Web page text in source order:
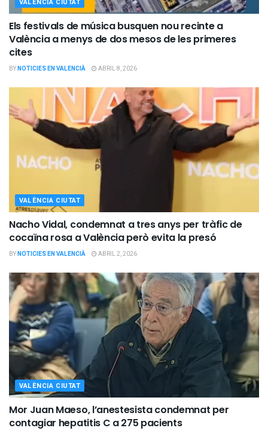
VALÈNCIA CIUTAT
Els festivals de música busquen nou recinte a
València a menys de dos mesos de les primeres
cites
BYNOTICIES EN VALENCIÀ ABRIL 8, 2026
VALÈNCIA CIUTAT
Nacho Vidal, condemnat a tres anys per tràfic de
cocaïna rosa a València però evita la presó
BYNOTICIES EN VALENCIÀ ABRIL 2, 2026
VALÈNCIA CIUTAT
Mor Juan Maeso, l’anestesista condemnat per
contagiar hepatitis C a 275 pacients